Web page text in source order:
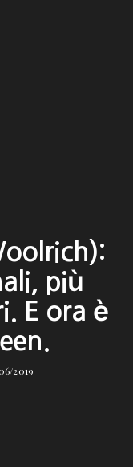
più
E ora è
2019